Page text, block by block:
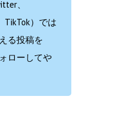
、
TikTok）では
る投稿を
ローしてや